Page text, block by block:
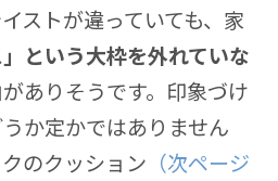
ストが違っていても、家
という大枠を外れていな
ありそうです。印象づけ
か定かではありません
のクッション （次ページ